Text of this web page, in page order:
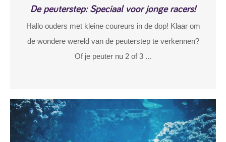
De peuterstep: Speciaal voor jonge racers!
Hallo ouders met kleine coureurs in de dop! Klaar om
de wondere wereld van de peuterstep te verkennen?
Of je peuter nu 2 of 3 ...